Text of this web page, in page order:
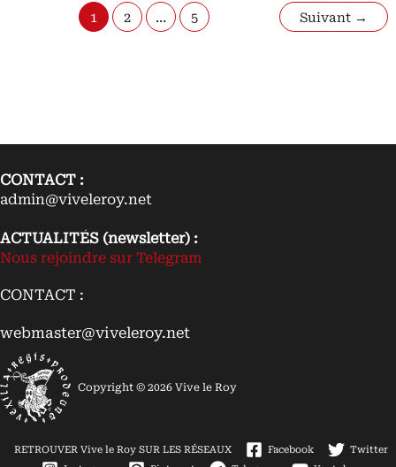
Thomas
1 2 … 5 Suivant →
CONTACT :
admin@viveleroy.net
ACTUALITÉS (newsletter) :
Nous rejoindre sur Telegram
CONTACT :
webmaster@viveleroy.net
Copyright © 2026 Vive le Roy
RETROUVER Vive le Roy SUR LES RÉSEAUX Facebook
Twitter